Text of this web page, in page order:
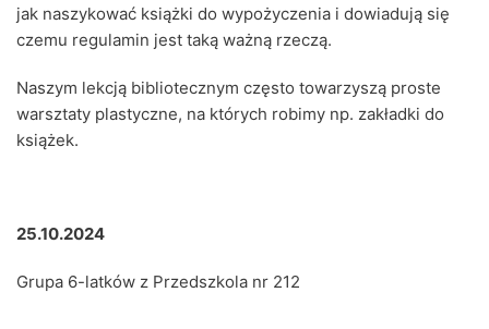
jak naszykować książki do wypożyczenia i dowiadują się
czemu regulamin jest taką ważną rzeczą.
Naszym lekcją bibliotecznym często towarzyszą proste
warsztaty plastyczne, na których robimy np. zakładki do
książek.
25.10.2024
Grupa 6-latków z Przedszkola nr 212